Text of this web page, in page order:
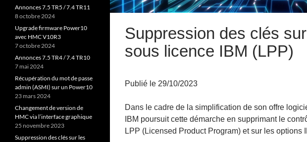
Suppression des clés
sous licence IBM (LPP)
Publié le 29/10/2023
Dans le cadre de la simplification de son offre
IBM poursuit cette démarche en supprimant le
LPP (Licensed Product Program) et sur les options
Annonces 7.5 TR5 / 7.4 TR11
8 octobre 2024
Upgrade firmware Power10
avec HMC V10R3
7 octobre 2024
Annonces 7.5 TR4 / 7.4 TR10
7 mai 2024
Récupération du mot de passe
admin (ASMI) sur un Power10
23 mars 2024
Changement de version de
HMC via l’interface graphique
25 novembre 2023
Suppression des clés sur les